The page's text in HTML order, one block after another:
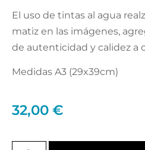
El uso de tintas al agua
matiz en las imágenes,
de autenticidad y calidez a
Medidas A3 (29x39cm)
32,00 €